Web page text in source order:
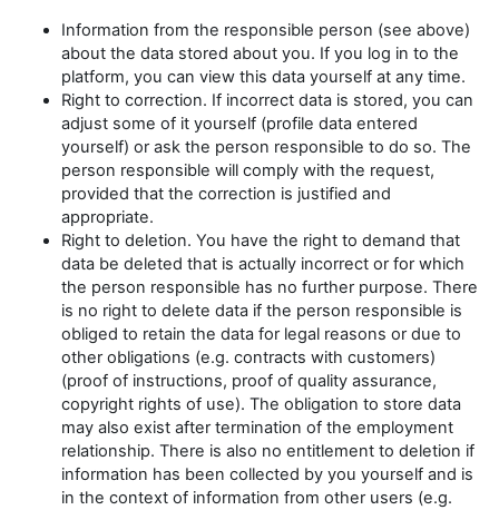
Information from the responsible person (see above)
about the data stored about you. If you log in to the
platform, you can view this data yourself at any time.
Right to correction. If incorrect data is stored, you can
adjust some of it yourself (profile data entered
yourself) or ask the person responsible to do so. The
person responsible will comply with the request,
provided that the correction is justified and
appropriate.
Right to deletion. You have the right to demand that
data be deleted that is actually incorrect or for which
the person responsible has no further purpose. There
is no right to delete data if the person responsible is
obliged to retain the data for legal reasons or due to
other obligations (e.g. contracts with customers)
(proof of instructions, proof of quality assurance,
copyright rights of use). The obligation to store data
may also exist after termination of the employment
relationship. There is also no entitlement to deletion if
information has been collected by you yourself and is
in the context of information from other users (e.g.